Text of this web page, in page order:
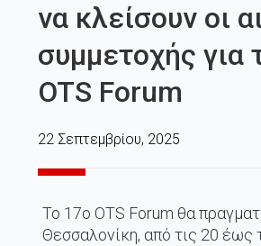
να κλείσουν οι
συμμετοχής για
OTS Forum
22 Σεπτεμβρίου, 2025
Το 17ο OTS Forum θα
Θεσσαλονίκη, από τις 20 έως